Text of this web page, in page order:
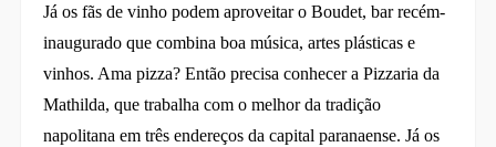
Já os fãs de vinho podem aproveitar o Boudet, bar recém-
inaugurado que combina boa música, artes plásticas e
vinhos. Ama pizza? Então precisa conhecer a Pizzaria da
Mathilda, que trabalha com o melhor da tradição
napolitana em três endereços da capital paranaense. Já os